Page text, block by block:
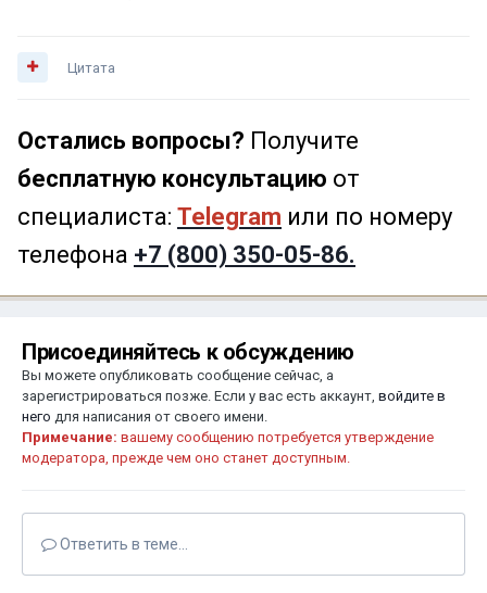
Цитата
Остались вопросы? Получите
бесплатную консультацию от
специалиста: Telegram или по номеру
телефона +7 (800) 350-05-86.
Присоединяйтесь к обсуждению
Вы можете опубликовать сообщение сейчас, а
зарегистрироваться позже. Если у вас есть аккаунт, войдите в
него для написания от своего имени.
Примечание: вашему сообщению потребуется утверждение
модератора, прежде чем оно станет доступным.
Ответить в теме...